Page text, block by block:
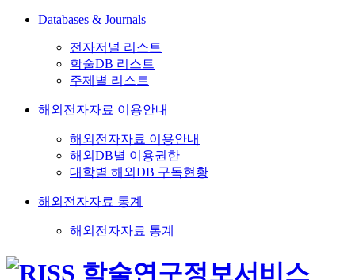
Databases & Journals
전자저널 리스트
학술DB 리스트
주제별 리스트
해외전자자료 이용안내
해외전자자료 이용안내
해외DB별 이용권한
대학별 해외DB 구독현황
해외전자자료 통계
해외전자자료 통계